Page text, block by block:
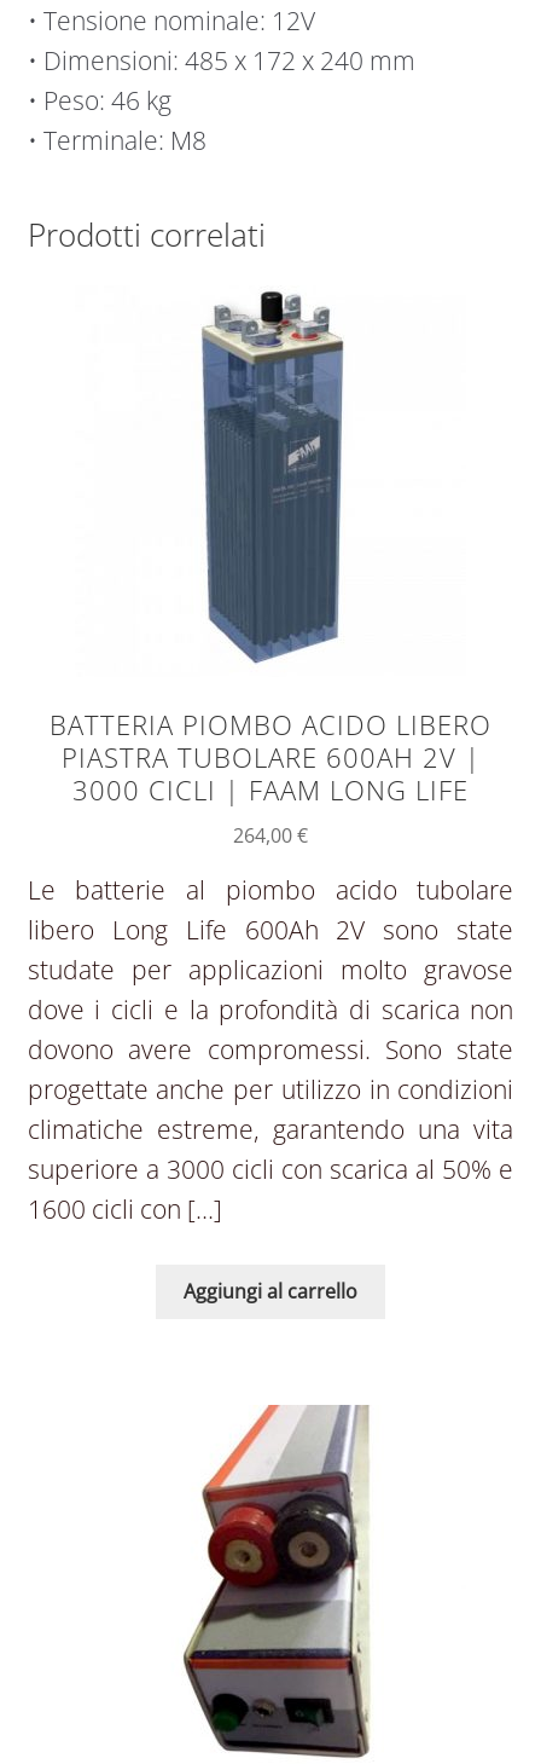
• Tensione nominale: 12V
• Dimensioni: 485 x 172 x 240 mm
• Peso: 46 kg
• Terminale: M8
Prodotti correlati
BATTERIA PIOMBO ACIDO LIBERO
PIASTRA TUBOLARE 600AH 2V |
3000 CICLI | FAAM LONG LIFE
264,00€
Le batterie al piombo acido tubolare
libero Long Life 600Ah 2V sono state
studate per applicazioni molto gravose
dove i cicli e la profondità di scarica non
dovono avere compromessi. Sono state
progettate anche per utilizzo in condizioni
climatiche estreme, garantendo una vita
superiore a 3000 cicli con scarica al 50% e
1600 cicli con […]
Aggiungi al carrello